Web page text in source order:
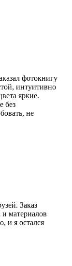
фотокнигу
интуитивно
яркие.
без
не
Заказ
материалов
и я остался